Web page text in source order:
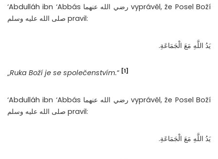
‘Abdulláh ibn ‘Abbás رضي الله عنهما vyprávěl, že Posel Boží
صلى الله عليه وسلم pravil:
يَدُ اللَّهِ مَعَ الْجَمَاعَةِ.
„Ruka Boží je se společenstvím.“ [1]
‘Abdulláh ibn ‘Abbás رضي الله عنهما vyprávěl, že Posel Boží
صلى الله عليه وسلم pravil:
يَدُ اللَّهِ مَعَ الْجَمَاعَةِ.